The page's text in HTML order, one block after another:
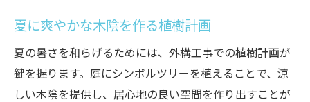
夏に爽やかな木陰を作る植樹計画
夏の暑さを和らげるためには、外構工事での植樹計画が
鍵を握ります。庭にシンボルツリーを植えることで、涼
しい木陰を提供し、居心地の良い空間を作り出すことが